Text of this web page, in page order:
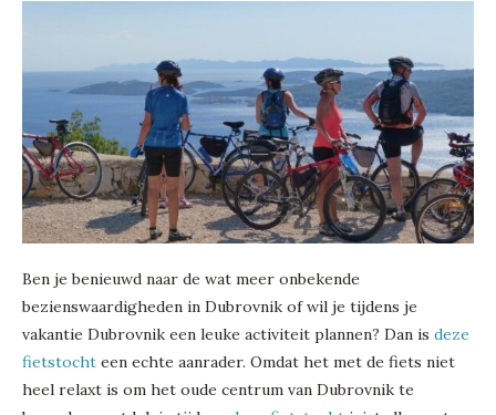
Ben je benieuwd naar de wat meer onbekende
bezienswaardigheden in Dubrovnik of wil je tijdens je
vakantie Dubrovnik een leuke activiteit plannen? Dan is deze
fietstocht een echte aanrader. Omdat het met de fiets niet
heel relaxt is om het oude centrum van Dubrovnik te